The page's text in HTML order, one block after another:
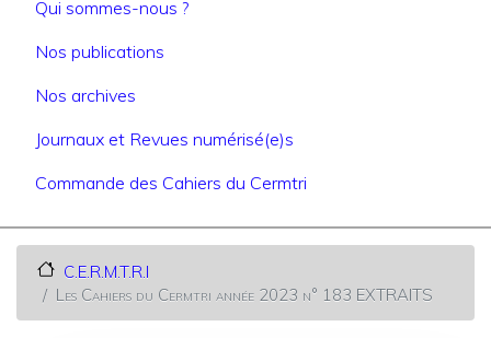
Qui sommes-nous ?
Nos publications
Nos archives
Journaux et Revues numérisé(e)s
Commande des Cahiers du Cermtri
C.E.R.M.T.R.I
Les Cahiers du Cermtri année 2023 n° 183 EXTRAITS